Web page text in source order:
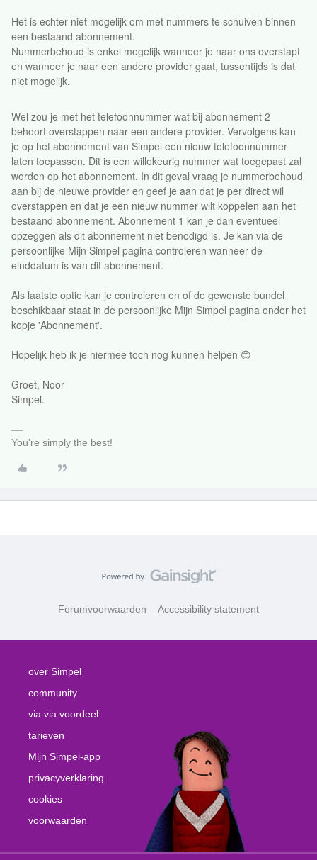
Het is echter niet mogelijk om met nummers te schuiven binnen
een bestaand abonnement.
Nummerbehoud is enkel mogelijk wanneer je naar ons overstapt
en wanneer je naar een andere provider gaat, tussentijds is dat
niet mogelijk.
Wel zou je met het telefoonnummer wat bij abonnement 2
behoort overstappen naar een andere provider. Vervolgens kan
je op het abonnement van Simpel een nieuw telefoonnummer
laten toepassen. Dit is een willekeurig nummer wat toegepast zal
worden op het abonnement. In dit geval vraag je nummerbehoud
aan bij de nieuwe provider en geef je aan dat je per direct wil
overstappen en dat je een nieuw nummer wilt koppelen aan het
bestaand abonnement. Abonnement 1 kan je dan eventueel
opzeggen als dit abonnement niet benodigd is. Je kan via de
persoonlijke Mijn Simpel pagina controleren wanneer de
einddatum is van dit abonnement.
Als laatste optie kan je controleren en of de gewenste bundel
beschikbaar staat in de persoonlijke Mijn Simpel pagina onder het
kopje 'Abonnement'.
Hopelijk heb ik je hiermee toch nog kunnen helpen 😊
Groet, Noor
Simpel.
You're simply the best!
Forumvoorwaarden Accessibility statement
over Simpel
community
via via voordeel
tarieven
Mijn Simpel-app
privacyverklaring
cookies
voorwaarden